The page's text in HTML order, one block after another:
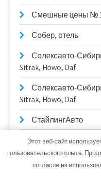
Смешные цены №
Собер, отель
Солексавто-
Sitrak, Howo, Daf
Солексавто-
Sitrak, Howo, Daf
СтайлингАвто
Станционные
Старый Город,
Этот веб-сайт
пользовательского опыта.
согласие на